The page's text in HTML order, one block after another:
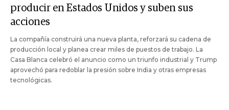
producir en Estados Unidos y suben sus
acciones
La compañía construirá una nueva planta, reforzará su cadena de
producción local y planea crear miles de puestos de trabajo. La
Casa Blanca celebró el anuncio como un triunfo industrial y Trump
aprovechó para redoblar la presión sobre India y otras empresas
tecnológicas.